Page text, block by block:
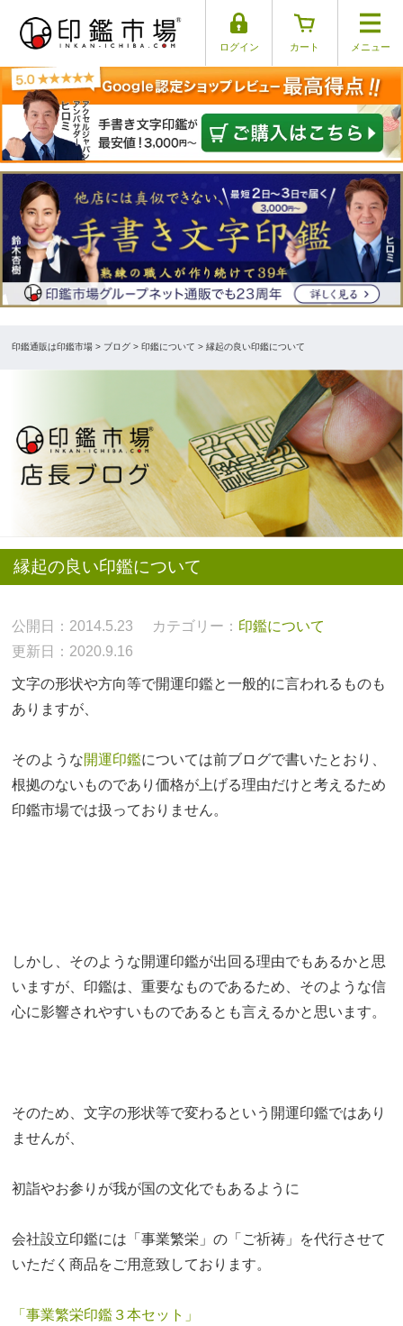
ログイン カート メニュー
印鑑通販は印鑑市場 > ブログ > 印鑑について > 縁起の良い印鑑について
縁起の良い印鑑について
公開日：2014.5.23 カテゴリー： 印鑑について
更新日：2020.9.16
文字の形状や方向等で開運印鑑と一般的に言われるものも
ありますが、
そのような開運印鑑については前ブログで書いたとおり、
根拠のないものであり価格が上げる理由だけと考えるため
印鑑市場では扱っておりません。
しかし、そのような開運印鑑が出回る理由でもあるかと思
いますが、印鑑は、重要なものであるため、そのような信
心に影響されやすいものであるとも言えるかと思います。
そのため、文字の形状等で変わるという開運印鑑ではあり
ませんが、
初詣やお参りが我が国の文化でもあるように
会社設立印鑑には「事業繁栄」の「ご祈祷」を代行させて
いただく商品をご用意致しております。
「事業繁栄印鑑３本セット」